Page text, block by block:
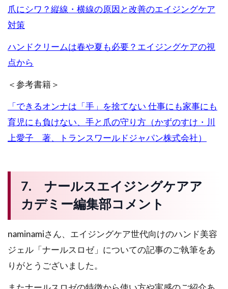
爪にシワ？縦線・横線の原因と改善のエイジングケア
対策
ハンドクリームは春や夏も必要？エイジングケアの視
点から
＜参考書籍＞
「できるオンナは「手」を捨てない 仕事にも家事にも
育児にも負けない、手と爪の守り方（かずのすけ・川
上愛子 著、トランスワールドジャパン株式会社）
7. ナールスエイジングケアア
カデミー編集部コメント
naminamiさん、エイジングケア世代向けのハンド美容
ジェル「ナールスロゼ」についての記事のご執筆をあ
りがとうございました。